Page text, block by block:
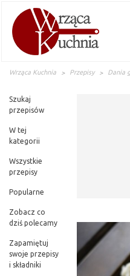
Wrząca Kuchnia Przepisy Dania
Szukaj
przepisów
W tej
kategorii
Wszystkie
przepisy
Popularne
Zobacz co
dziś polecamy
Zapamiętuj
swoje przepisy
i składniki
Można
szklimy,